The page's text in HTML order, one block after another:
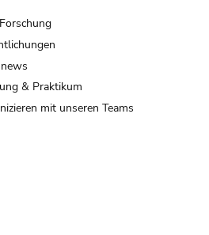
& Praktikum
mit unseren Teams